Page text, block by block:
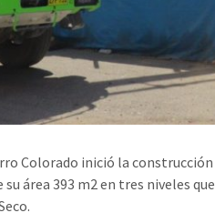
Colorado inició la
área 393 m2 en tres niveles